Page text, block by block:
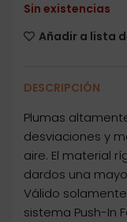
Sin existencias
Añadir a lista
DESCRIPCIÓN
Plumas
desviaciones y
aire. El material
dardos una
Válido
sistema Push-In